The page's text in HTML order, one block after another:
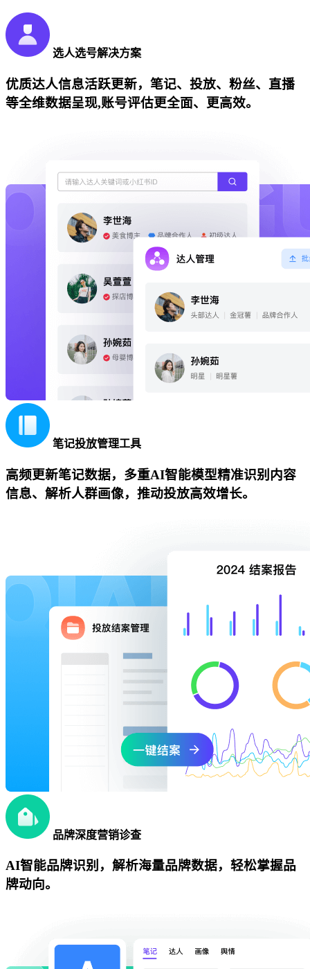
选人选号解决方案
优质达人信息活跃更新，笔记、投放、粉丝、直播
等全维数据呈现,账号评估更全面、更高效。
笔记投放管理工具
高频更新笔记数据，多重AI智能模型精准识别内容
信息、解析人群画像，推动投放高效增长。
品牌深度营销诊查
AI智能品牌识别，解析海量品牌数据，轻松掌握品
牌动向。